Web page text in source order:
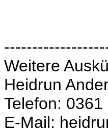
Weitere
Heidrun
Telefon:
E-Mail: